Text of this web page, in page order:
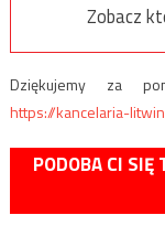
Zobacz
Dziękujemy za
https://kancelaria-
PODOBA CI SIĘ